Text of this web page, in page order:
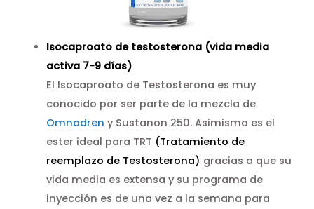
Isocaproato de testosterona (vida media
activa 7-9 días)
El Isocaproato de Testosterona es muy
conocido por ser parte de la mezcla de
Omnadren y Sustanon 250. Asimismo es el
ester ideal para TRT (Tratamiento de
reemplazo de Testosterona) gracias a que su
vida media es extensa y su programa de
inyección es de una vez a la semana para